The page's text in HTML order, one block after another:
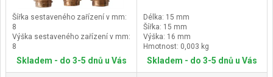
Šířka sestaveného zařízení v mm:
8
Výška sestaveného zařízení v mm:
8
Délka sestaveného zařízení v mm:
23
Skladem - do 3-5 dnů u Vás
Délka: 15 mm
Šířka: 15 mm
Výška: 16 mm
Hmotnost: 0,003 kg
Skladem - do 3-5 dnů u Vás